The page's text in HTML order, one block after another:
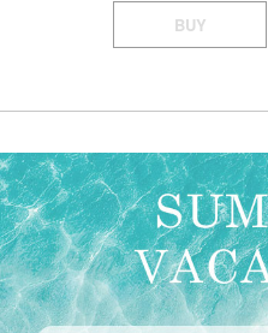
BUY